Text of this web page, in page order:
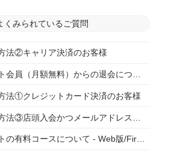
くみられているご質問
法②キャリア決済のお客様
法①クレジットカード決済のお客様
ビデオマーケットの有料コースについて - Web版/FireTV版